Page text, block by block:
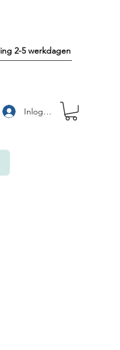
2-5 werkdagen
Inloggen